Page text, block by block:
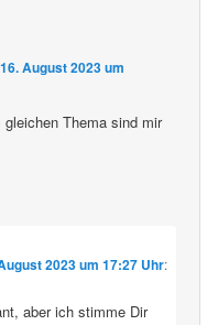
16. August 2023 um
Thema sind mir
2023 um 17:27 Uhr:
aber ich stimme Dir